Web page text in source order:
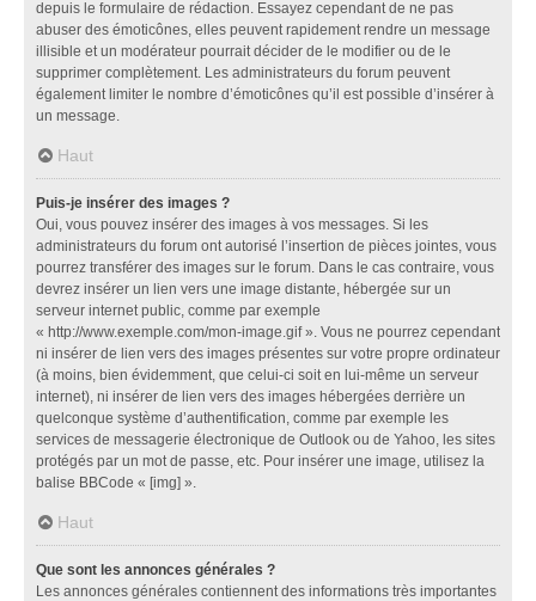
depuis le formulaire de rédaction. Essayez cependant de ne pas
abuser des émoticônes, elles peuvent rapidement rendre un message
illisible et un modérateur pourrait décider de le modifier ou de le
supprimer complètement. Les administrateurs du forum peuvent
également limiter le nombre d’émoticônes qu’il est possible d’insérer à
un message.
Haut
Puis-je insérer des images ?
Oui, vous pouvez insérer des images à vos messages. Si les
administrateurs du forum ont autorisé l’insertion de pièces jointes, vous
pourrez transférer des images sur le forum. Dans le cas contraire, vous
devrez insérer un lien vers une image distante, hébergée sur un
serveur internet public, comme par exemple
« http://www.exemple.com/mon-image.gif ». Vous ne pourrez cependant
ni insérer de lien vers des images présentes sur votre propre ordinateur
(à moins, bien évidemment, que celui-ci soit en lui-même un serveur
internet), ni insérer de lien vers des images hébergées derrière un
quelconque système d’authentification, comme par exemple les
services de messagerie électronique de Outlook ou de Yahoo, les sites
protégés par un mot de passe, etc. Pour insérer une image, utilisez la
balise BBCode « [img] ».
Haut
Que sont les annonces générales ?
Les annonces générales contiennent des informations très importantes